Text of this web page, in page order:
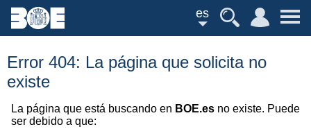
es
Error 404: La página que solicita no
existe
La página que está buscando en BOE.es no existe. Puede
ser debido a que: